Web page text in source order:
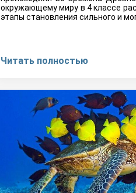
окружающему миру в 4 классе
этапы становления сильного и
Читать полностью